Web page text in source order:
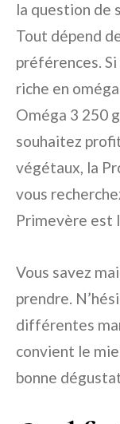
la question de
Tout dépend
préférences.
riche en
Oméga 3 250
souhaitez
végétaux, la
vous
Primevère est
Vous savez
prendre.
différentes
convient le
bonne